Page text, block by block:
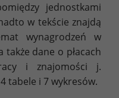
jednostkami
w tekście znajdą
wynagrodzeń w
dane o płacach
i znajomości j.
tabele i 7 wykresów.